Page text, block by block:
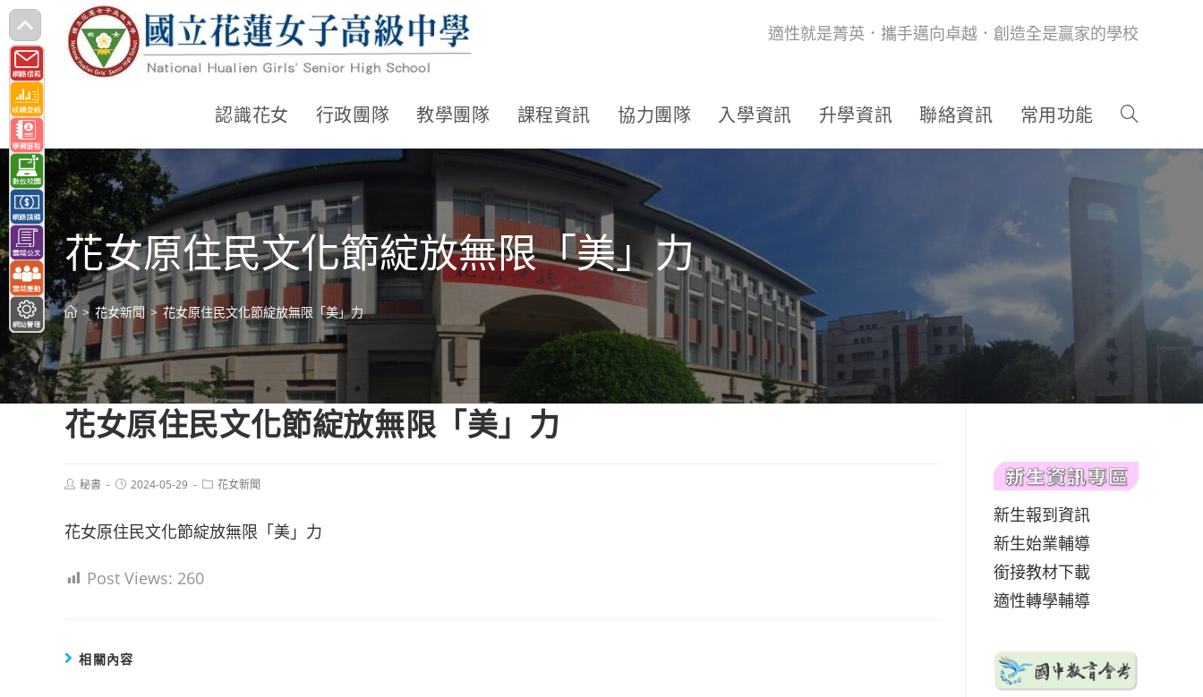
跳
轉
至
主
要
內
容
適性就是菁英．攜手邁向卓越．創造全是贏家的學校
認識花女 行政團隊 教學團隊 課程資訊 協力團隊 入學資訊 升學資訊 聯絡資訊 常用功能
花女原住民文化節綻放無限「美」力
> 花女新聞 > 花女原住民文化節綻放無限「美」力
花女原住民文化節綻放無限「美」力
Post秘書
Post2024-05-29
Post花女新聞
花女原住民文化節綻放無限「美」力
Post Views: 260
相關內容
新生報到資訊
新生始業輔導
銜接教材下載
適性轉學輔導